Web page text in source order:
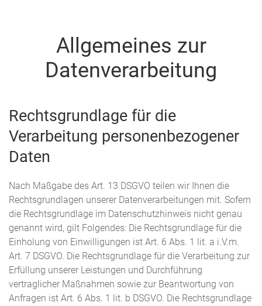
Allgemeines zur
Datenverarbeitung
Rechtsgrundlage für die
Verarbeitung personenbezogener
Daten
Nach Maßgabe des Art. 13 DSGVO teilen wir Ihnen die
Rechtsgrundlagen unserer Datenverarbeitungen mit. Sofern
die Rechtsgrundlage im Datenschutzhinweis nicht genau
genannt wird, gilt Folgendes: Die Rechtsgrundlage für die
Einholung von Einwilligungen ist Art. 6 Abs. 1 lit. a i.V.m.
Art. 7 DSGVO. Die Rechtsgrundlage für die Verarbeitung zur
Erfüllung unserer Leistungen und Durchführung
vertraglicher Maßnahmen sowie zur Beantwortung von
Anfragen ist Art. 6 Abs. 1 lit. b DSGVO. Die Rechtsgrundlage